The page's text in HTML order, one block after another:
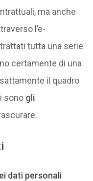
ma anche
l’e-
tutta una serie
certamente di una
il quadro
sono gli
dati personali